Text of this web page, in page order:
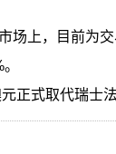
场上，目前为
正式取代瑞士